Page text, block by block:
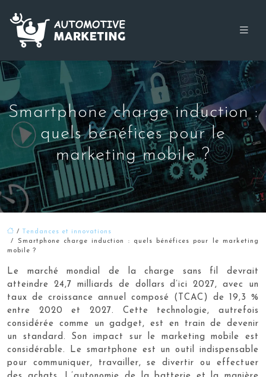
Smartphone charge induction :
quels bénéfices pour le
marketing mobile ?
/
Tendances et innovations
/ Smartphone charge induction : quels bénéfices pour le marketing
mobile ?
Le marché mondial de la charge sans fil devrait
atteindre 24,7 milliards de dollars d’ici 2027, avec un
taux de croissance annuel composé (TCAC) de 19,3 %
entre 2020 et 2027. Cette technologie, autrefois
considérée comme un gadget, est en train de devenir
un standard. Son impact sur le marketing mobile est
considérable. Le smartphone est un outil indispensable
pour communiquer, travailler, se divertir ou effectuer